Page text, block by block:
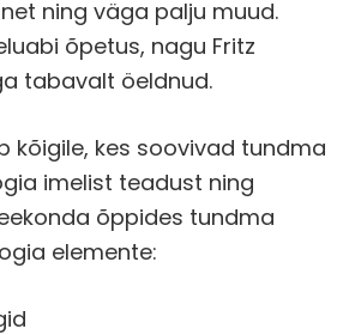
ning väga palju muud.
õpetus, nagu Fritz
tabavalt öeldnud.
kõigile, kes soovivad tundma
imelist teadust ning
õppides tundma
elemente: